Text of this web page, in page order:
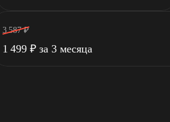
3 587 ₽
1 499 ₽ за 3 месяца